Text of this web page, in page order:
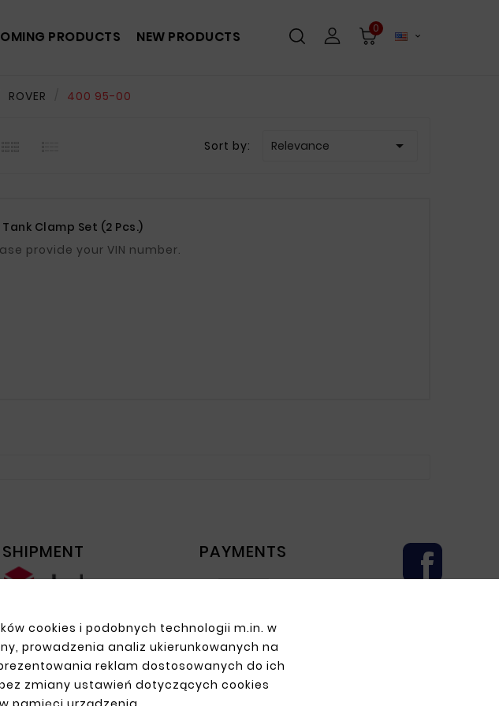
cookies i podobnych technologii m.in. w
prowadzenia analiz ukierunkowanych na
reklam dostosowanych do ich
zmiany ustawień dotyczących cookies
PRODUCTS NEW PRODUCTS 0

ROVER 400 95-00
Sort by: Relevance 
Tank Clamp Set (2 Pcs.)
please provide your VIN number.
SHIPMENT PAYMENTS